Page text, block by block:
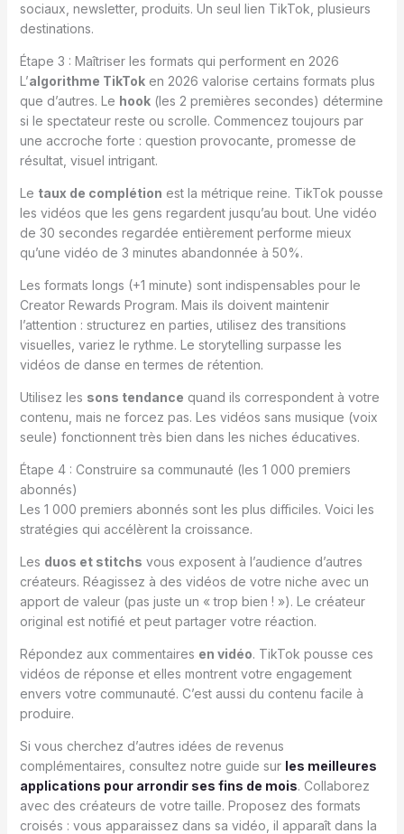
sociaux, newsletter, produits. Un seul lien TikTok, plusieurs
destinations.
Étape 3 : Maîtriser les formats qui performent en 2026
L’algorithme TikToken 2026 valorise certains formats plus
que d’autres. Le hook(les 2 premières secondes) détermine
si le spectateur reste ou scrolle. Commencez toujours par
une accroche forte : question provocante, promesse de
résultat, visuel intrigant.
Le taux de complétion est la métrique reine. TikTok pousse
les vidéos que les gens regardent jusqu’au bout. Une vidéo
de 30 secondes regardée entièrement performe mieux
qu’une vidéo de 3 minutes abandonnée à 50%.
Les formats longs (+1 minute) sont indispensables pour le
Creator Rewards Program. Mais ils doivent maintenir
l’attention : structurez en parties, utilisez des transitions
visuelles, variez le rythme. Le storytelling surpasse les
vidéos de danse en termes de rétention.
Utilisez les sons tendance quand ils correspondent à votre
contenu, mais ne forcez pas. Les vidéos sans musique (voix
seule) fonctionnent très bien dans les niches éducatives.
Étape 4 : Construire sa communauté (les 1 000 premiers
abonnés)
Les 1 000 premiers abonnés sont les plus difficiles. Voici les
stratégies qui accélèrent la croissance.
Les duos et stitchs vous exposent à l’audience d’autres
créateurs. Réagissez à des vidéos de votre niche avec un
apport de valeur (pas juste un « trop bien ! »). Le créateur
original est notifié et peut partager votre réaction.
Répondez aux commentaires en vidéo. TikTok pousse ces
vidéos de réponse et elles montrent votre engagement
envers votre communauté. C’est aussi du contenu facile à
produire.
Si vous cherchez d’autres idées de revenus
complémentaires, consultez notre guide sur les meilleures
applications pour arrondir ses fins de mois. Collaborez
avec des créateurs de votre taille. Proposez des formats
croisés : vous apparaissez dans sa vidéo, il apparaît dans la